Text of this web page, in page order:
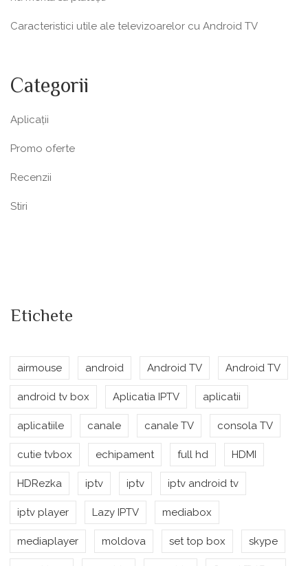
Caracteristici utile ale televizoarelor cu Android TV
Categorii
Aplicații
Promo oferte
Recenzii
Stiri
Etichete
airmouse android Android TV Android TV
android tv box Aplicatia IPTV aplicatii
aplicatiile canale canale TV consola TV
cutie tvbox echipament full hd HDMI
HDRezka iptv iptv iptv android tv
iptv player Lazy IPTV mediabox
mediaplayer moldova set top box skype